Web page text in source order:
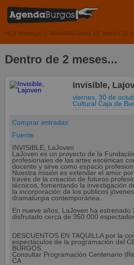
HOY domingo 9 MAÑANA lunes 10 martes 11
Dentro de 2 meses...
Invisible,
viernes, 30 de
Cultural Caja de
Comprar entradas
Fuente
INVISIBLE, LaJoven
LaJoven es un proyecto de la
profesionales de las artes escénicas
docente y sirve como espacio
Nuestra misión es extender el amor
través de la creación de futuros
técnicos, fomentando la investigación
la incorporación de los públicos
dramaturgia contemporánea.
En nueve años, LaJoven ha estrenado
disfrutado cerca de 350.000
DESCUENTOS EN TAQUILLA por la
espectáculos de la programación del
BURGOS.
Consultar Programación Centenario
CA